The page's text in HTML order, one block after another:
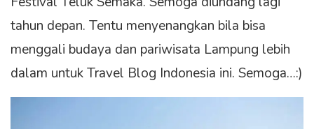
tahun depan. Tentu menyenangkan bila bisa
menggali budaya dan pariwisata Lampung lebih
dalam untuk Travel Blog Indonesia ini. Semoga…:)